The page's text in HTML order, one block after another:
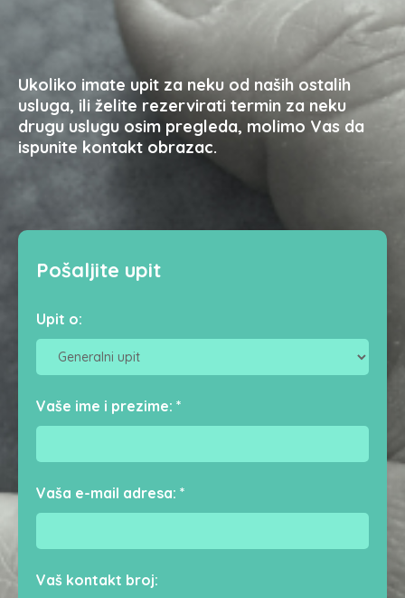
Ukoliko imate upit za neku od naših ostalih
usluga, ili želite rezervirati termin za neku
drugu uslugu osim pregleda, molimo Vas da
ispunite kontakt obrazac.
Pošaljite upit
Upit o:
Vaše ime i prezime: *
Vaša e-mail adresa: *
Vaš kontakt broj: